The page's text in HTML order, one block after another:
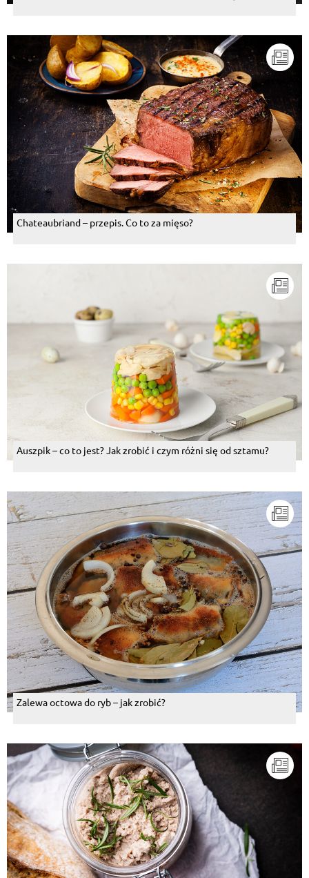
Chateaubriand – przepis. Co to za mięso?
Auszpik – co to jest? Jak zrobić i czym różni się od sztamu?
Zalewa octowa do ryb – jak zrobić?